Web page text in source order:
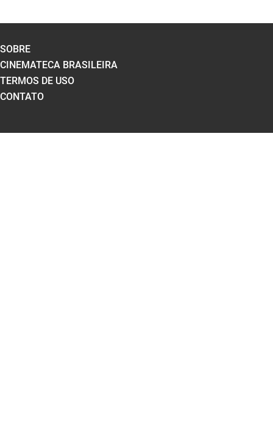
SOBRE
CINEMATECA BRASILEIRA
TERMOS DE USO
CONTATO